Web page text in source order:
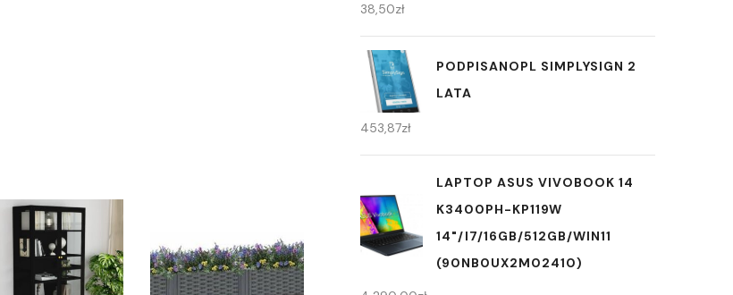
38,50zł
PODPISANOPL SIMPLYSIGN 2
LATA
453,87zł
LAPTOP ASUS VIVOBOOK 14
K3400PH-KP119W
14"/I7/16GB/512GB/WIN11
(90NB0UX2M02410)